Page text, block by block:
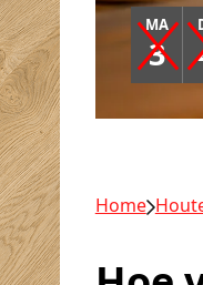
MA
3
Home